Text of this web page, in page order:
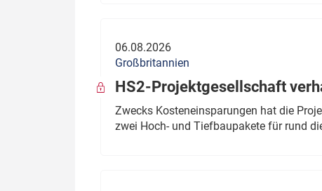
06.08.2026
Großbritannien
HS2-Projektgesellschaft
Zwecks Kosteneinsparungen hat die
zwei Hoch- und Tiefbaupakete für rund